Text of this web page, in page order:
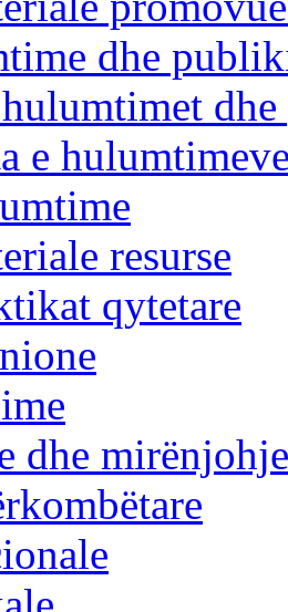
dhe
e
resurse
qytetare
dhe mirënjohje